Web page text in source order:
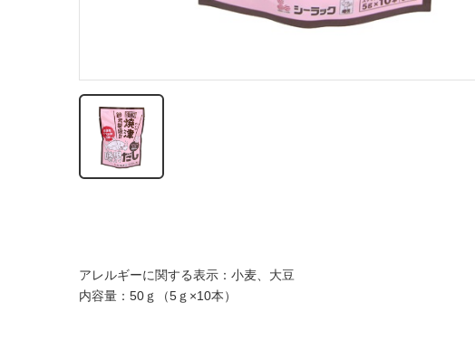
アレルギーに関する表示：小麦、大豆
内容量：50ｇ（5ｇ×10本）